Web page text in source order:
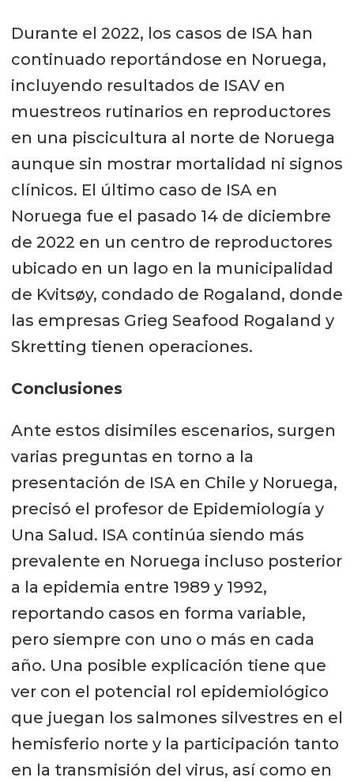
Durante el 2022, los casos de ISA han
continuado reportándose en Noruega,
incluyendo resultados de ISAV en
muestreos rutinarios en reproductores
en una piscicultura al norte de Noruega
aunque sin mostrar mortalidad ni signos
clínicos. El último caso de ISA en
Noruega fue el pasado 14 de diciembre
de 2022 en un centro de reproductores
ubicado en un lago en la municipalidad
de Kvitsøy, condado de Rogaland, donde
las empresas Grieg Seafood Rogaland y
Skretting tienen operaciones.
Conclusiones
Ante estos disimiles escenarios, surgen
varias preguntas en torno a la
presentación de ISA en Chile y Noruega,
precisó el profesor de Epidemiología y
Una Salud. ISA continúa siendo más
prevalente en Noruega incluso posterior
a la epidemia entre 1989 y 1992,
reportando casos en forma variable,
pero siempre con uno o más en cada
año. Una posible explicación tiene que
ver con el potencial rol epidemiológico
que juegan los salmones silvestres en el
hemisferio norte y la participación tanto
en la transmisión del virus, así como en